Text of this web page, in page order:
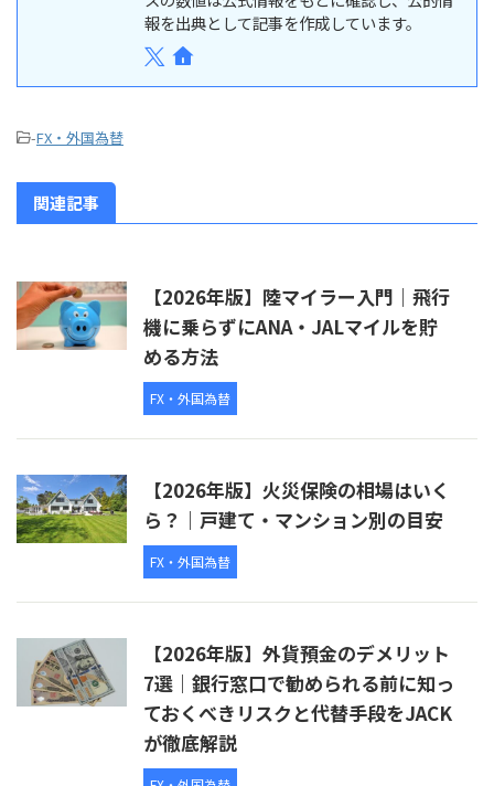
報を出典として記事を作成しています。
-FX・外国為替
関連記事
【2026年版】陸マイラー入門｜飛行
機に乗らずにANA・JALマイルを貯
める方法
FX・外国為替
【2026年版】火災保険の相場はいく
ら？｜戸建て・マンション別の目安
FX・外国為替
【2026年版】外貨預金のデメリット
7選｜銀行窓口で勧められる前に知っ
ておくべきリスクと代替手段をJACK
が徹底解説